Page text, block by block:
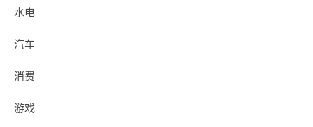
水电
汽车
消费
游戏